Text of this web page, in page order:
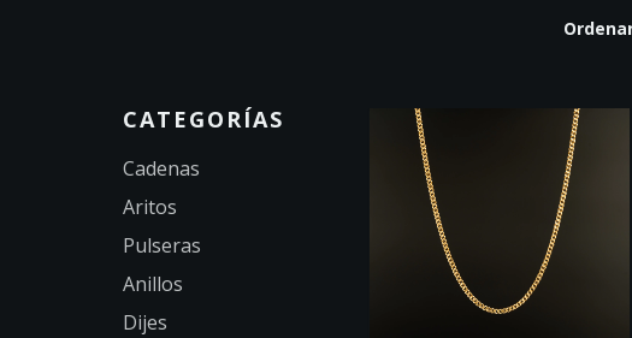
CATEGORÍAS
Cadenas
Aritos
Pulseras
Anillos
Dijes